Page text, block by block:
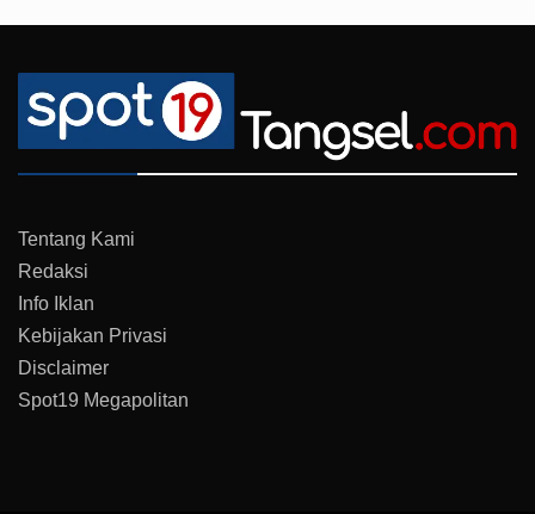
Tentang Kami
Redaksi
Info Iklan
Kebijakan Privasi
Disclaimer
Spot19 Megapolitan